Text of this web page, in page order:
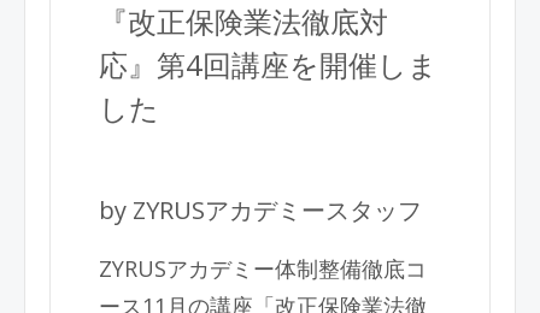
『改正保険業法徹底対
応』第4回講座を開催しま
した
by ZYRUSアカデミースタッフ
ZYRUSアカデミー体制整備徹底コ
ース11月の講座「改正保険業法徹